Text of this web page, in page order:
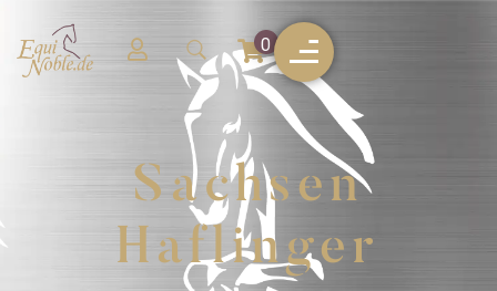
0
Sachsen
Haflinger